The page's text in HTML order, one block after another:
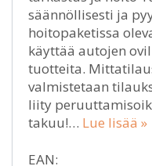
säännöllisesti ja
hoitopaketissa
käyttää autojen
tuotteita.
valmistetaan
liity
takuu!… Lue lisää »
EAN: